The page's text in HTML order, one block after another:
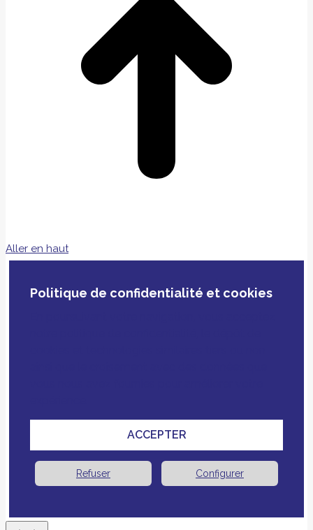
Aller en haut
Politique de confidentialité et cookies
ACCEPTER
Refuser Configurer